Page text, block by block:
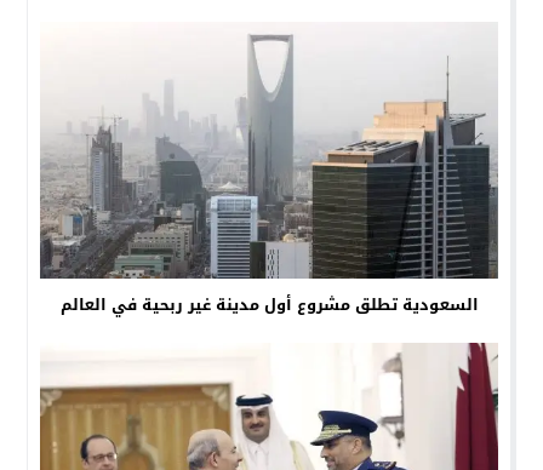
السعودية تطلق مشروع أول مدينة غير ربحية في العالم